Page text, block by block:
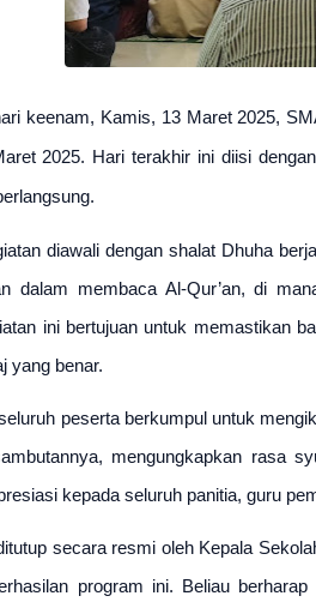
keenam, Kamis, 13 Maret 2025,
2025. Hari terakhir ini diisi
diawali dengan shalat Dhuha
dalam membaca Al-Qur’an, di
ini bertujuan untuk memastikan
yang benar.
peserta berkumpul untuk
mengungkapkan rasa
kepada seluruh panitia, guru
secara resmi oleh Kepala
program ini. Beliau